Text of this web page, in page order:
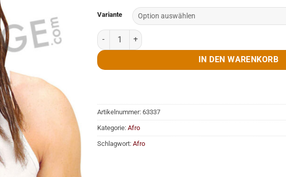
Variante
Perücke, Dreadlocks, braun Menge
IN DEN WARENKORB
Artikelnummer: 63337
Kategorie: Afro
Schlagwort: Afro